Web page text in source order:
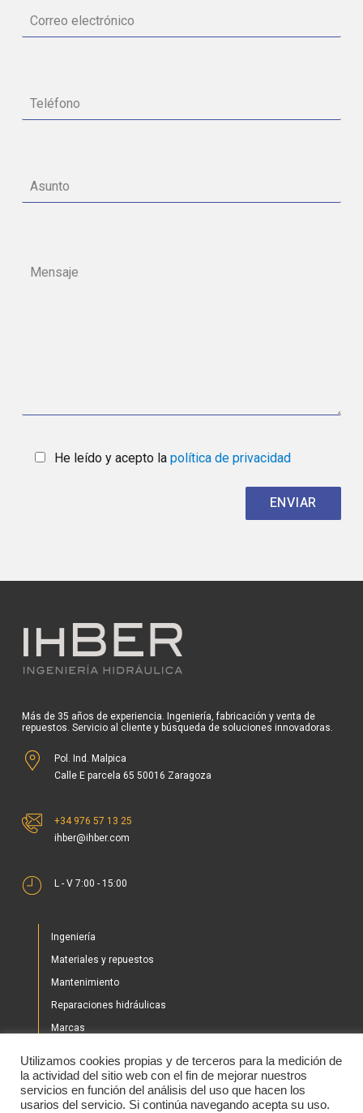
He leído y acepto la política de privacidad
Más de 35 años de experiencia. Ingeniería, fabricación y venta de
repuestos. Servicio al cliente y búsqueda de soluciones innovadoras.
Pol. Ind. Malpica
Calle E parcela 65 50016 Zaragoza
+34 976 57 13 25
ihber@ihber.com
L - V 7:00 - 15:00
Ingeniería
Materiales y repuestos
Mantenimiento
Reparaciones hidráulicas
Marcas
Tienda
Noticias
Utilizamos cookies propias y de terceros para la medición de
la actividad del sitio web con el fin de mejorar nuestros
servicios en función del análisis del uso que hacen los
usarios del servicio. Si continúa navegando acepta su uso.